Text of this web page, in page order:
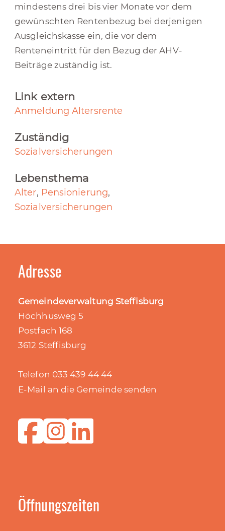
mindestens drei bis vier Monate vor dem
gewünschten Rentenbezug bei derjenigen
Ausgleichskasse ein, die vor dem
Renteneintritt für den Bezug der AHV-
Beiträge zuständig ist.
Link extern
Anmeldung Altersrente
Zuständig
Sozialversicherungen
Lebensthema
Alter, Pensionierung,
Sozialversicherungen
Adresse
Gemeindeverwaltung Steffisburg
Höchhusweg 5
Postfach 168
3612 Steffisburg
Telefon 033 439 44 44
E-Mail an die Gemeinde senden
Öffnungszeiten